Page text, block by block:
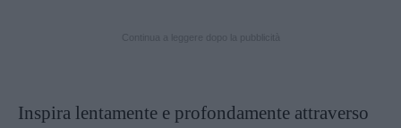
Inspira lentamente e profondamente attraverso